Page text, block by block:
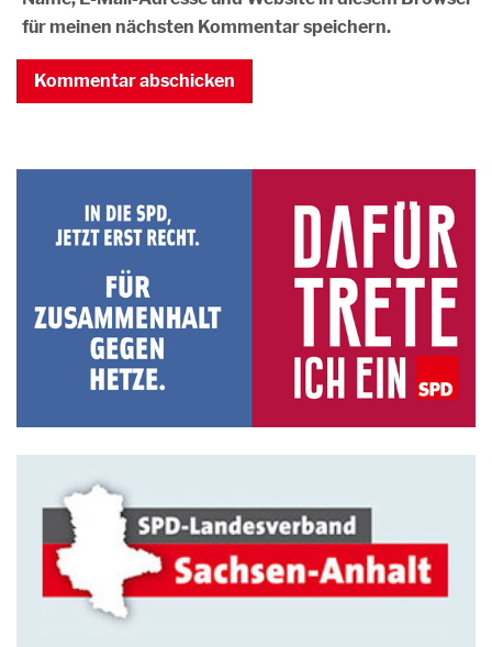
für meinen nächsten Kommentar speichern.